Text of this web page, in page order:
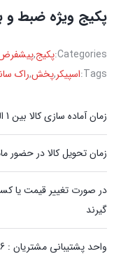
پکیج ویژه ضبط و
Categories:پکیج,
Tags: اسپیکر,پخش,راک
زمان آماده سازی کالا بین 1 الی 3 روزه کاری
زمان تحویل کالا در حضور
در صورت تغییر قیمت یا
گیرند
واحد پشتیبانی مشتریان : 05135092816 - 09157153791